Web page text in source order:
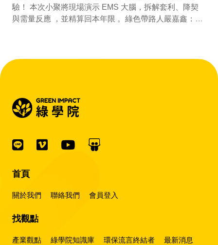
驗！ 本次小聚將現場演示 EMS 大腦，拆解套利、降契
與需量反應 ，並精算回本年限 。綠色帶路人嚴嘉鑫：
首頁
關於我們 聯絡我們 會員登入
找觀點
產業觀點 綠學院知識庫 環保流言終結者 最新消息